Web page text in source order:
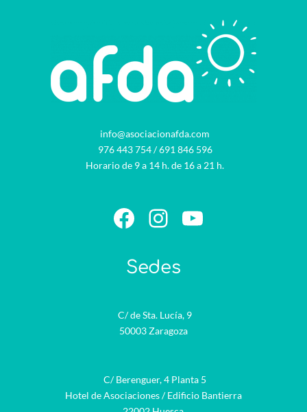
info@asociacionafda.com
976 443 754/691 846 596
Horario de 9 a 14 h. de 16 a 21 h.
Facebook
Instagram
YouTube
Sedes
C/ de Sta. Lucía, 9
50003 Zaragoza
C/ Berenguer, 4 Planta 5
Hotel de Asociaciones / Edificio Bantierra